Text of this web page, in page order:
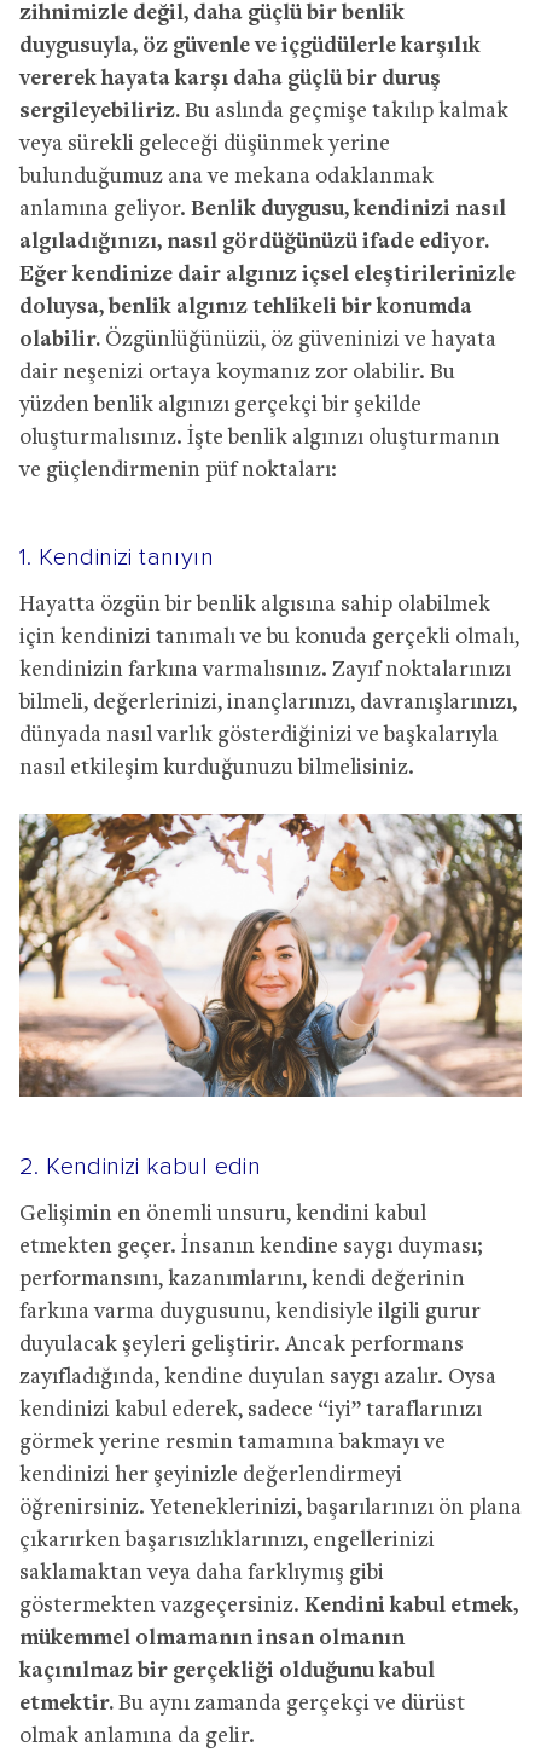
zihnimizle değil, daha güçlü bir benlik
duygusuyla, öz güvenle ve içgüdülerle karşılık
vererek hayata karşı daha güçlü bir duruş
sergileyebiliriz. Bu aslında geçmişe takılıp kalmak
veya sürekli geleceği düşünmek yerine
bulunduğumuz ana ve mekana odaklanmak
anlamına geliyor. Benlik duygusu, kendinizi nasıl
algıladığınızı, nasıl gördüğünüzü ifade ediyor.
Eğer kendinize dair algınız içsel eleştirilerinizle
doluysa, benlik algınız tehlikeli bir konumda
olabilir. Özgünlüğünüzü, öz güveninizi ve hayata
dair neşenizi ortaya koymanız zor olabilir. Bu
yüzden benlik algınızı gerçekçi bir şekilde
oluşturmalısınız. İşte benlik algınızı oluşturmanın
ve güçlendirmenin püf noktaları:
1. Kendinizi tanıyın
Hayatta özgün bir benlik algısına sahip olabilmek
için kendinizi tanımalı ve bu konuda gerçekli olmalı,
kendinizin farkına varmalısınız. Zayıf noktalarınızı
bilmeli, değerlerinizi, inançlarınızı, davranışlarınızı,
dünyada nasıl varlık gösterdiğinizi ve başkalarıyla
nasıl etkileşim kurduğunuzu bilmelisiniz.
2. Kendinizi kabul edin
Gelişimin en önemli unsuru, kendini kabul
etmekten geçer. İnsanın kendine saygı duyması;
performansını, kazanımlarını, kendi değerinin
farkına varma duygusunu, kendisiyle ilgili gurur
duyulacak şeyleri geliştirir. Ancak performans
zayıfladığında, kendine duyulan saygı azalır. Oysa
kendinizi kabul ederek, sadece “iyi” taraflarınızı
görmek yerine resmin tamamına bakmayı ve
kendinizi her şeyinizle değerlendirmeyi
öğrenirsiniz. Yeteneklerinizi, başarılarınızı ön plana
çıkarırken başarısızlıklarınızı, engellerinizi
saklamaktan veya daha farklıymış gibi
göstermekten vazgeçersiniz. Kendini kabul etmek,
mükemmel olmamanın insan olmanın
kaçınılmaz bir gerçekliği olduğunu kabul
etmektir. Bu aynı zamanda gerçekçi ve dürüst
olmak anlamına da gelir.